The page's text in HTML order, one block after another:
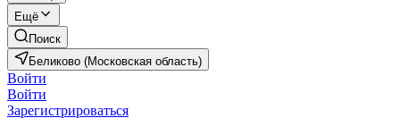
Ещё
Поиск
Беликово (Московская область)
Войти
Войти
Зарегистрироваться